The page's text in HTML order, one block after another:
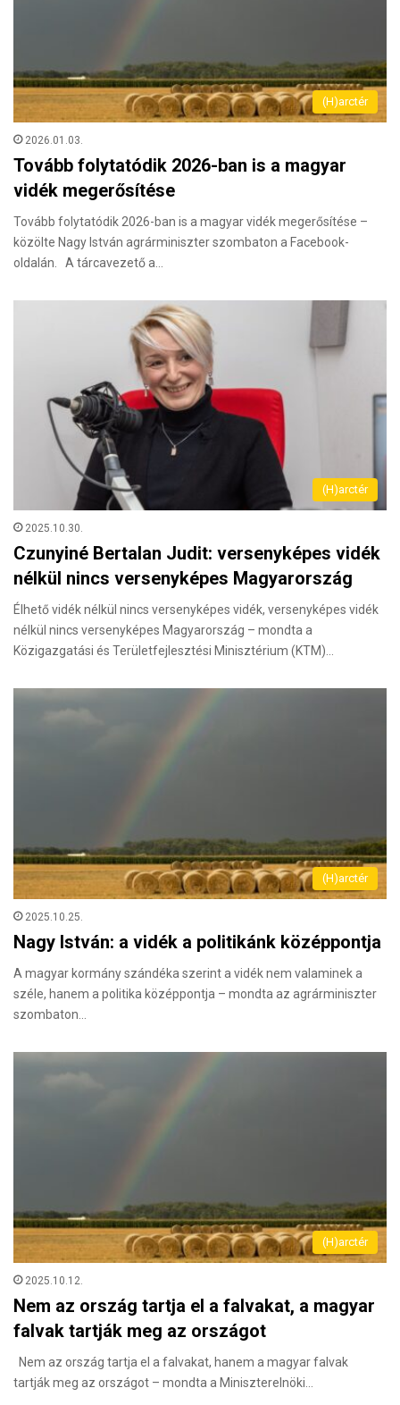
(H)arctér
2026.01.03.
Tovább folytatódik 2026-ban is a magyar
vidék megerősítése
Tovább folytatódik 2026-ban is a magyar vidék megerősítése –
közölte Nagy István agrárminiszter szombaton a Facebook-
oldalán. A tárcavezető a…
(H)arctér
2025.10.30.
Czunyiné Bertalan Judit: versenyképes vidék
nélkül nincs versenyképes Magyarország
Élhető vidék nélkül nincs versenyképes vidék, versenyképes vidék
nélkül nincs versenyképes Magyarország – mondta a
Közigazgatási és Területfejlesztési Minisztérium (KTM)…
(H)arctér
2025.10.25.
Nagy István: a vidék a politikánk középpontja
A magyar kormány szándéka szerint a vidék nem valaminek a
széle, hanem a politika középpontja – mondta az agrárminiszter
szombaton…
(H)arctér
2025.10.12.
Nem az ország tartja el a falvakat, a magyar
falvak tartják meg az országot
Nem az ország tartja el a falvakat, hanem a magyar falvak
tartják meg az országot – mondta a Miniszterelnöki…